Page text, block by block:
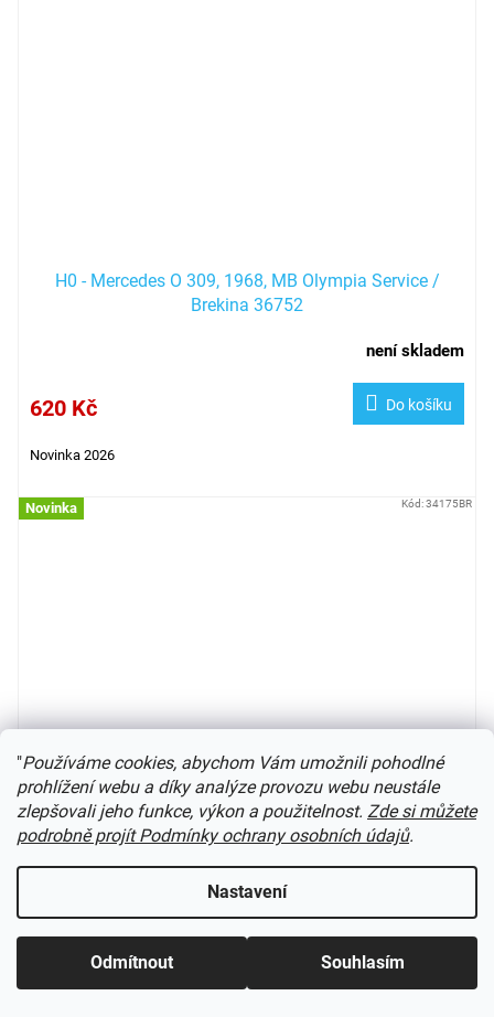
"Používáme cookies, abychom Vám umožnili pohodlné
prohlížení webu a díky analýze provozu webu neustále
zlepšovali jeho funkce, výkon a použitelnost. Zde si můžete
podrobně projít Podmínky ochrany osobních údajů.
Nastavení
Odmítnout Souhlasím
H0 - Mercedes O 309, 1968, MB Olympia Service /
Brekina 36752
není skladem
620 Kč Do košíku
Novinka 2026
Novinka
549 Kč
Kód:34175BR